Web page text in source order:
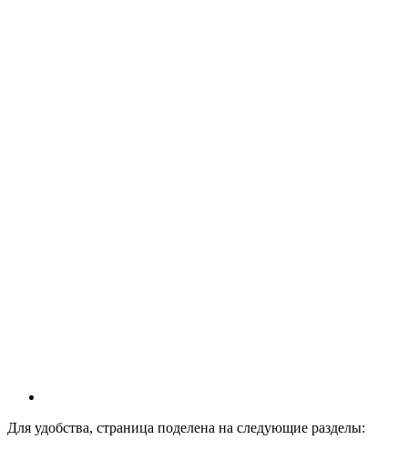
Для удобства, страница поделена на следующие разделы: